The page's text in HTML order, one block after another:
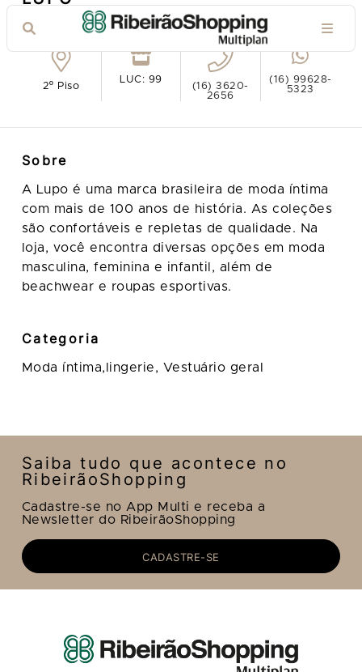
Ver no mapa
2º Piso
LUC: 99
(16) 3620-
2656
(16) 99628-
5323
Sobre
A Lupo é uma marca brasileira de moda íntima
com mais de 100 anos de história. As coleções
são confortáveis e repletas de qualidade. Na
loja, você encontra diversas opções em moda
masculina, feminina e infantil, além de
beachwear e roupas esportivas.
Categoria
Moda íntima,lingerie, Vestuário geral
Saiba tudo que acontece no
RibeirãoShopping
Cadastre-se no App Multi e receba a
Newsletter do RibeirãoShopping
CADASTRE-SE